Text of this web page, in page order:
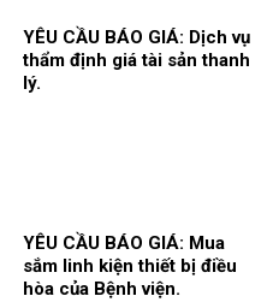
YÊU CẦU BÁO GIÁ: Dịch vụ
thẩm định giá tài sản thanh
lý.
YÊU CẦU BÁO GIÁ: Mua
sắm linh kiện thiết bị điều
hòa của Bệnh viện.